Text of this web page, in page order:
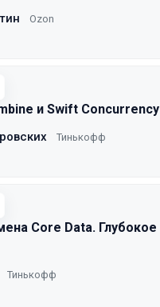
Ozon
и Swift Concurrency
Тинькофф
Core Data. Глубокое
Тинькофф